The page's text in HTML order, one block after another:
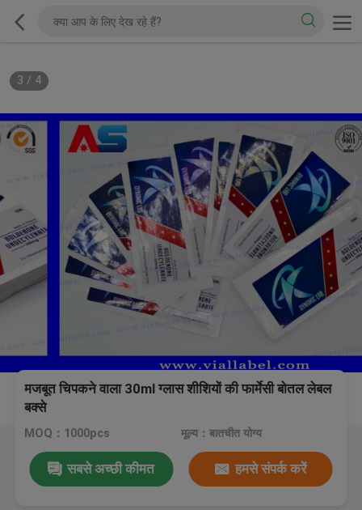
3 / 4
मजबूत चिपकने वाला 30ml ग्लास शीशियों की फार्मेसी बोतल लेबल
बक्से
MOQ：1000pcs मूल्य：बातचीत योग्य
सबसे अच्छी कीमत हमसे संपर्क करें